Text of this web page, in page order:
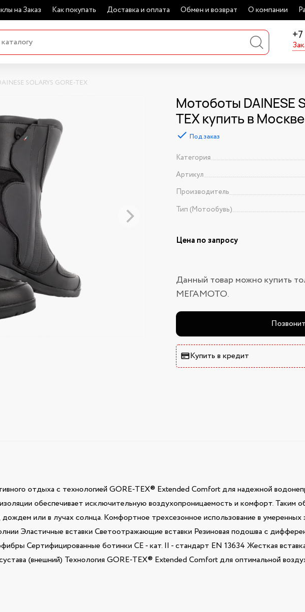
на Заказ Как покупать Доставка и оплата Обмен и возврат О компании
SOLARYS GORE-TEX
Мотоботы DAINESE
TEX купить в Москве
Под заказ
Категория
Артикул
Производитель
Тип (Мотообувь)
Цена по запросу
Данный товар можно купить
МЕГАМОТО.
Купить в кредит
отдыха с технологией GORE-TEX® Extended Comfort для надежной
обеспечивает исключительную воздухопроницаемость и комфорт. Таким
или в лучах солнца. Комфортное трехсезонное использование в умеренных
Эластичные вставки Светоотражающие вставки Резиновая подошва с
Сертифицированные ботинки CE - кат. II - стандарт EN 13634 Жесткая
(внешний) Технология GORE-TEX® Extended Comfort для оптимальной